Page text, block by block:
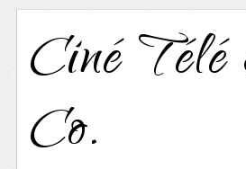
Ciné
Co.